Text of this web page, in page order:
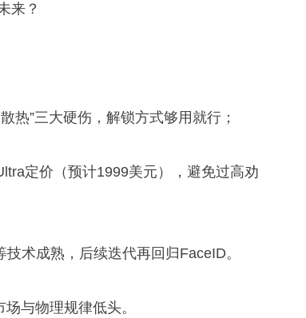
来？
热”三大硬伤，解锁方式够用就行；
定价（预计1999美元），避免过高劝
术成熟，后续迭代再回归FaceID。
与物理规律低头。